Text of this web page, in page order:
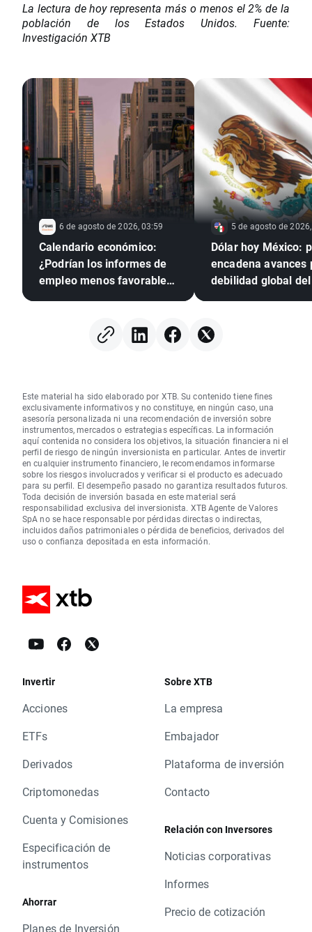
La lectura de hoy representa más o menos el 2% de la
población de los Estados Unidos. Fuente:
Investigación XTB
6 de agosto de 2026, 03:59
Calendario económico:
¿Podrían los informes de
empleo menos favorables
5 de agosto de
Dólar hoy México:
encadena avances
debilidad global
Este material ha sido elaborado por XTB. Su contenido tiene fines
exclusivamente informativos y no constituye, en ningún caso, una
asesoría personalizada ni una recomendación de inversión sobre
instrumentos, mercados o estrategias específicas. La información
aquí contenida no considera los objetivos, la situación financiera ni el
perfil de riesgo de ningún inversionista en particular. Antes de invertir
en cualquier instrumento financiero, le recomendamos informarse
sobre los riesgos involucrados y verificar si el producto es adecuado
para su perfil. El desempeño pasado no garantiza resultados futuros.
Toda decisión de inversión basada en este material será
responsabilidad exclusiva del inversionista. XTB Agente de Valores
SpA no se hace responsable por pérdidas directas o indirectas,
incluidos daños patrimoniales o pérdida de beneficios, derivados del
uso o confianza depositada en esta información.
Invertir
Acciones
ETFs
Derivados
Criptomonedas
Cuenta y Comisiones
Especificación de
instrumentos
Ahorrar
Planes de Inversión
Sobre XTB
La empresa
Embajador
Plataforma de inversión
Contacto
Relación con Inversores
Noticias corporativas
Informes
Precio de cotización